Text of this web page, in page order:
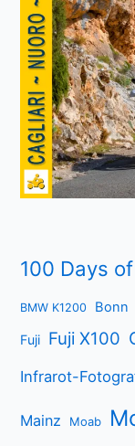
100 Days
BMW K1200 Bonn
Fuji Fuji X100
Infrarot-
Mainz Moab